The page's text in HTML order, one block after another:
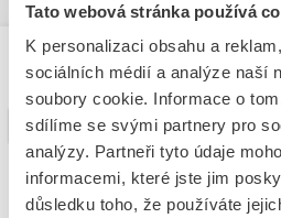
Tato webová stránka používá
K personalizaci obsahu a
sociálních médií a analýze naší
soubory cookie. Informace o
sdílíme se svými partnery pro
analýzy. Partneři tyto údaje
informacemi, které jste jim
důsledku toho, že používáte
Famatel
Nepodařilo se nalést žádné
Filtr